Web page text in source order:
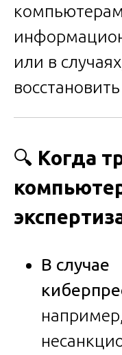
или в
🔍 Когда
В случае